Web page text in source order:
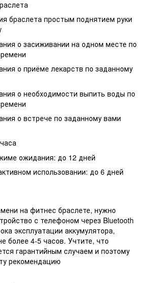
браслета простым поднятием руки
о засиживании на одном месте по
о приёме лекарств по заданному
о необходимости выпить воды по
о встрече по заданному вами
ожидания: до 12 дней
использовании: до 6 дней
на фитнес браслете, нужно
с телефоном через Bluetooth
эксплуатации аккумулятора,
более 4-5 часов. Учтите, что
гарантийным случаем и поэтому
рекомендацию